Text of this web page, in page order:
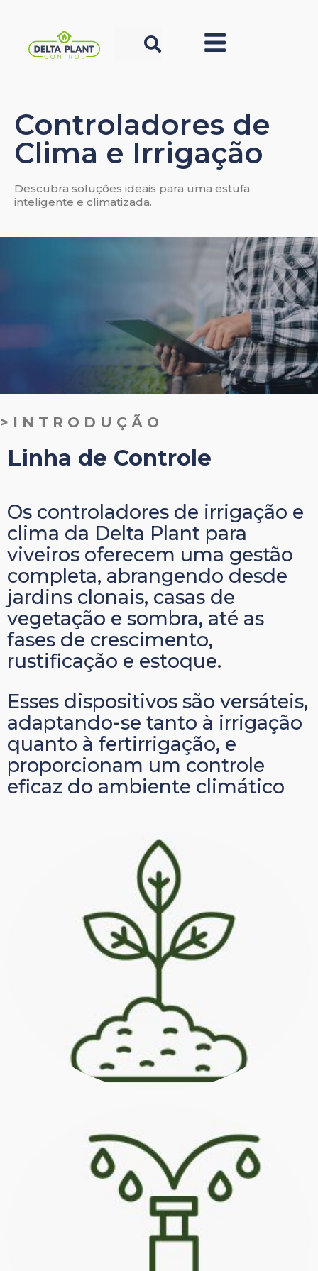
Controladores de
Clima e Irrigação
Descubra soluções ideais para uma estufa
inteligente e climatizada.
>INTRODUÇÃO
Linha de Controle
Os controladores de irrigação e
clima da Delta Plant para
viveiros oferecem uma gestão
completa, abrangendo desde
jardins clonais, casas de
vegetação e sombra, até as
fases de crescimento,
rustificação e estoque.
Esses dispositivos são versáteis,
adaptando-se tanto à irrigação
quanto à fertirrigação, e
proporcionam um controle
eficaz do ambiente climático
Indicado para viveiros florestais e
controle de jardins clonais, casas de
vegetação, casas de sombra,
aclimatação, área de crescimento e
estoque de plantas.
integração flexível com diversos
fertilizantes.